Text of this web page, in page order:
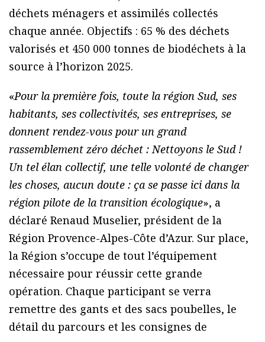
déchets ménagers et assimilés collectés
chaque année. Objectifs : 65 % des déchets
valorisés et 450 000 tonnes de biodéchets à la
source à l’horizon 2025.
«Pour la première fois, toute la région Sud, ses
habitants, ses collectivités, ses entreprises, se
donnent rendez-vous pour un grand
rassemblement zéro déchet : Nettoyons le Sud !
Un tel élan collectif, une telle volonté de changer
les choses, aucun doute : ça se passe ici dans la
région pilote de la transition écologique», a
déclaré Renaud Muselier, président de la
Région Provence-Alpes-Côte d’Azur. Sur place,
la Région s’occupe de tout l’équipement
nécessaire pour réussir cette grande
opération. Chaque participant se verra
remettre des gants et des sacs poubelles, le
détail du parcours et les consignes de